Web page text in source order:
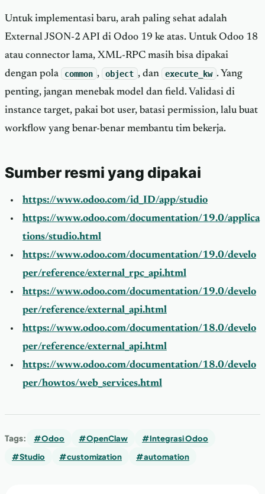
Untuk implementasi baru, arah paling sehat adalah
External JSON-2 API di Odoo 19 ke atas. Untuk Odoo 18
atau connector lama, XML-RPC masih bisa dipakai
dengan pola
common , object , dan execute_kw . Yang
penting, jangan menebak model dan field. Validasi di
instance target, pakai bot user, batasi permission, lalu buat
workflow yang benar-benar membantu tim bekerja.
Sumber resmi yang dipakai
https://www.odoo.com/id_ID/app/studio
https://www.odoo.com/documentation/19.0/applica
tions/studio.html
https://www.odoo.com/documentation/19.0/develo
per/reference/external_rpc_api.html
https://www.odoo.com/documentation/19.0/develo
per/reference/external_api.html
https://www.odoo.com/documentation/18.0/develo
per/reference/external_api.html
https://www.odoo.com/documentation/18.0/develo
per/howtos/web_services.html
Tags: #Odoo #OpenClaw
#Integrasi Odoo
#Studio
#customization #automation